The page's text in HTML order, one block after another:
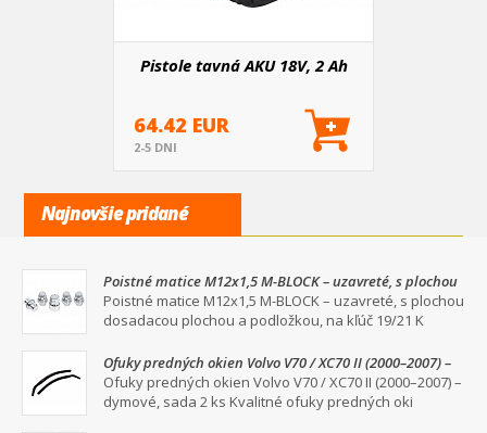
Pistole tavná AKU 18V, 2 Ah
64.42 EUR
2-5 DNI
Najnovšie pridané
Poistné matice M12x1,5 M-BLOCK – uzavreté, s plochou
dosadacou plochou a podložkou, na kľúč 19/21
Poistné matice M12x1,5 M-BLOCK – uzavreté, s plochou
dosadacou plochou a podložkou, na kľúč 19/21 K
Ofuky predných okien Volvo V70 / XC70 II (2000–2007) –
dymové, sada 2 ks
Ofuky predných okien Volvo V70 / XC70 II (2000–2007) –
dymové, sada 2 ks Kvalitné ofuky predných oki